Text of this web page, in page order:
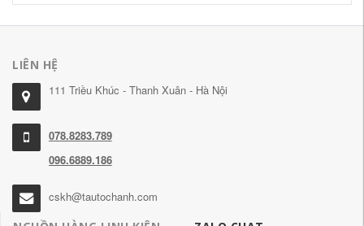
LIÊN HỆ
111 Triều Khúc - Thanh Xuân - Hà Nội
078.8283.789
096.6889.186
cskh@tautochanh.com